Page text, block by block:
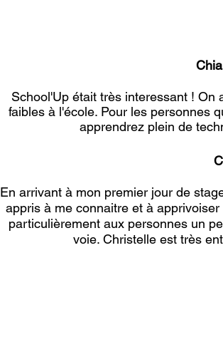
School'Up était très interessant ! On
faibles à l'école. Pour les personnes
apprendrez plein de
En arrivant à mon premier jour de
appris à me connaitre et à
particulièrement aux personnes un
voie. Christelle est très